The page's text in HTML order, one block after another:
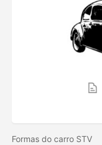
Formas do carro STV